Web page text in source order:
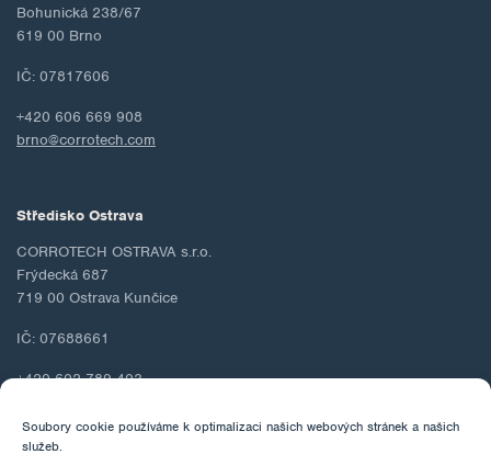
Soubory cookie používáme k optimalizaci našich webových stránek a našich
služeb.
Bohunická 238/67
619 00 Brno
IČ: 07817606
+420 606 669 908
brno@corrotech.com
Středisko Ostrava
CORROTECH OSTRAVA s.r.o.
Frýdecká 687
719 00 Ostrava Kunčice
IČ: 07688661
+420 602 789 403